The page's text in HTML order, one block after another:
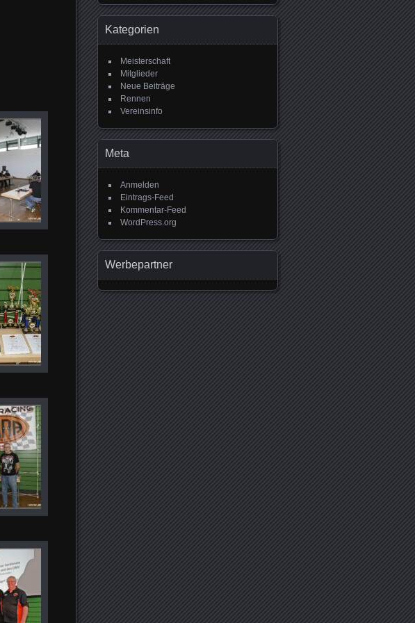
Kategorien
Meisterschaft
Mitglieder
Neue Beiträge
Rennen
Vereinsinfo
Meta
Anmelden
Eintrags-Feed
Kommentar-Feed
WordPress.org
Werbepartner